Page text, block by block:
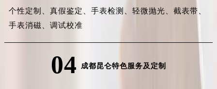
个性定制、 真假鉴定、 手表检测、 轻微抛光、 截表带、
手表消磁、 调试校准
04 成都昆仑特色服务及定制